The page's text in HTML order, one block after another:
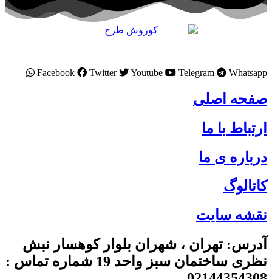
Facebook Twitter Youtube Telegram Whatsapp
صفحه اصلی
ارتباط با ما
درباره ی ما
کاتالوگ
نقشه سایت
آدرس: تهران ، شهران بلوار کوهسار نبش
نظری ساختمان سبز واحد 19 شماره تماس :